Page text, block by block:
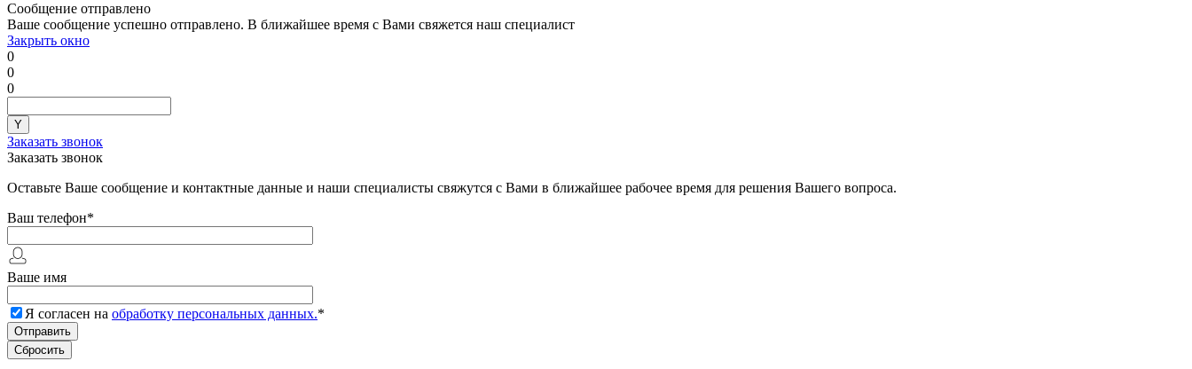
Сообщение отправлено
Ваше сообщение успешно отправлено. В ближайшее время с Вами свяжется наш специалист
Закрыть окно
0
0
0
Заказать звонок
Заказать звонок
Оставьте Ваше сообщение и контактные данные и наши специалисты свяжутся с Вами в ближайшее рабочее время для решения Вашего вопроса.
Ваш телефон*
Ваше имя
Я согласен на обработку персональных данных.*